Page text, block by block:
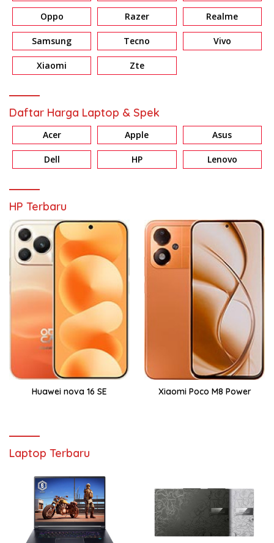
Oppo Razer Realme
Samsung Tecno Vivo
Xiaomi Zte
Daftar Harga Laptop & Spek
Acer Apple Asus
Dell HP Lenovo
HP Terbaru
Huawei nova 16 SE Xiaomi Poco M8 Power
Laptop Terbaru